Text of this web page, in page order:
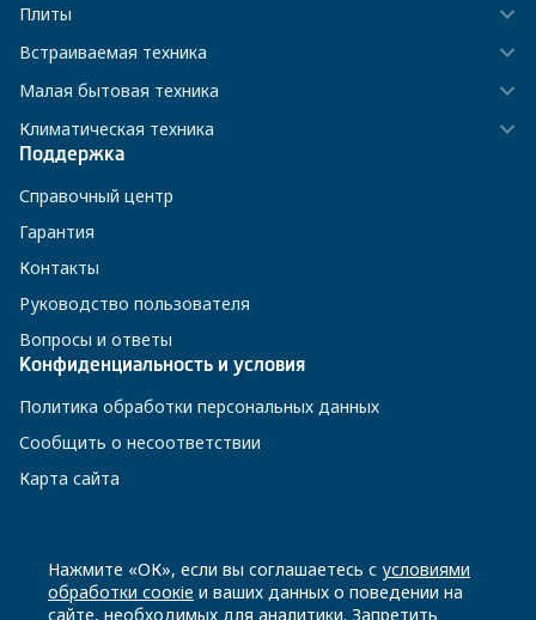
Плиты
Встраиваемая техника
Малая бытовая техника
Климатическая техника
Поддержка
Справочный центр
Гарантия
Контакты
Руководство пользователя
Вопросы и ответы
Конфиденциальность и условия
Политика обработки персональных данных
Сообщить о несоответствии
Карта сайта
8 800 200-23-56
Нажмите «ОК», если вы соглашаетесь с условиями
обработки соокіе и ваших данных о поведении на
сайте, необходимых для аналитики. Запретить